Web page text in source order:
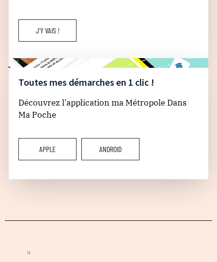
J'Y VAIS !
Toutes mes démarches en 1 clic !
Découvrez l’application ma Métropole Dans
Ma Poche
APPLE ANDROID